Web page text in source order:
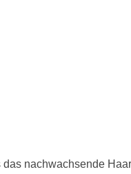
das nachwachsende